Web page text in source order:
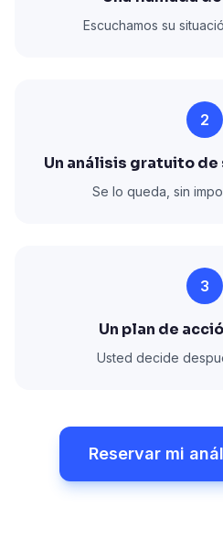
Escuchamos su
2
Un análisis gratuito de
Se lo queda, sin
3
Un plan de
Usted decide
Reservar mi